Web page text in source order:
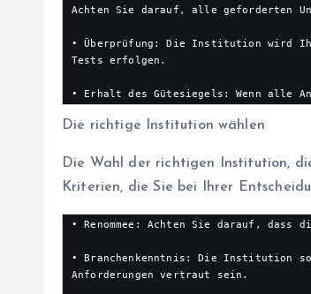
Achten Sie darauf, alle geforderten
• Überprüfung: Die Institution wird
Tests erfolgen.
• Erhalt des Gütesiegels: Wenn alle
Die richtige Institution wählen
Die Wahl der richtigen Institution,
Kriterien, die Sie bei Ihrer
• Renommee: Achten Sie darauf,
• Branchenkenntnis: Die Institution
Anforderungen vertraut sein.